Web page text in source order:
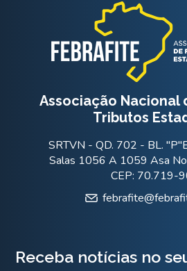
Associação Nacional
Tributos
SRTVN - QD. 702 - BL.
Salas 1056 A 1059 Asa
CEP: 70.719-
Receba notícias no